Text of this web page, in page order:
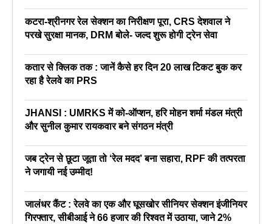
कटरा-श्रीनगर रेल सेक्शन का निरीक्षण पूरा, CRS देशवाल ने
परखे सुरक्षा मानक, DRM बोले- जल्द शुरू होगी ट्रेन सेवा
कतार से क्लिक तक : जानें कैसे हर दिन 20 लाख टिकट बुक कर
रहा है रेलवे का PRS
JHANSI : UMRKS में को-ऑप्शन, हरि मोहन शर्मा मंडल मंत्री
और सुनील कुमार रायकवार बने संगठन मंत्री
जब ट्रेन से छूटा जूता तो ‘रेल मदद’ बना सहारा, RPF की तत्परता
ने जगायी नई उम्मीद!
जालंधर कैंट : रेलवे का एक और घूसखोर सीनियर सेक्शन इंजीनियर
गिरफ्तार, सीबीआई ने 66 हजार की रिश्वत में उठाया, जाने 2%